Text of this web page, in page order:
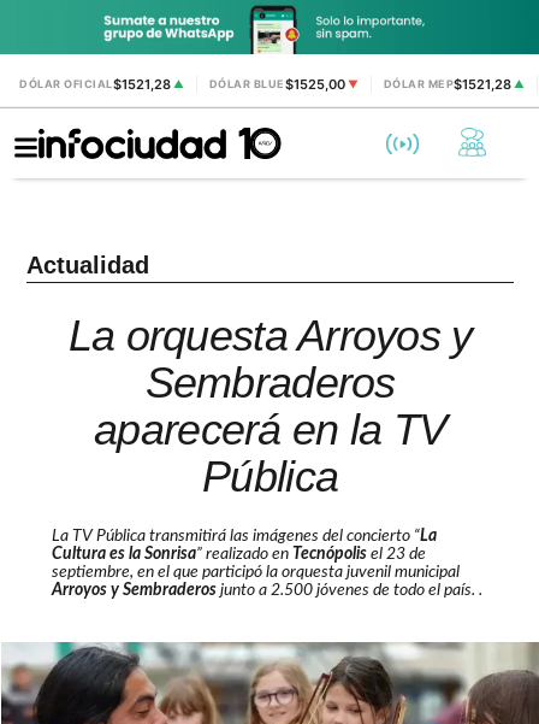
DÓLAR OFICIAL$1521,28 ▲ DÓLAR BLUE$1525,00 ▼ DÓLAR MEP$1521,28▲
Actualidad
La orquesta Arroyos y
Sembraderos
aparecerá en la TV
Pública
La TV Pública transmitirá las imágenes del concierto “La
Cultura es la Sonrisa” realizado en Tecnópolisel 23 de
septiembre, en el que participó la orquesta juvenil municipal
Arroyos y Sembraderosjunto a 2.500 jóvenes de todo el país. .